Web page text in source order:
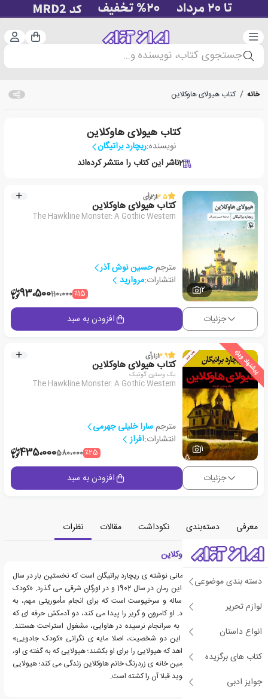
دسته‌بندی سبد
جستجوی کتاب، نویسنده و...
دسته بندی موضوعی
لوازم تحریر
انواع داستان
کتاب های برگزیده
جوایز ادبی
خانه / کتاب هیولای هاوکلاین
کتاب هیولای هاوکلاین
نویسنده:ریچارد براتیگان
2ناشر این کتاب را منتشر کرده‌اند
2
3.5از2رأی
کتاب هیولای هاوکلاین
The Hawkline Monster: A Gothic Western
مترجم:حسین نوش آذر
انتشارات:مروارید
٪15110،00093،500
جزئیات افزودن به سبد
پیشنهاد ویژه
1
3.9از1رأی
کتاب هیولای هاوکلاین
یک وسترن گوتیک
The Hawkline Monster: A Gothic Western
مترجم:سارا خلیلی جهرمی
انتشارات:افراز
٪25580،000435،000
جزئیات افزودن به سبد
معرفی دسته‌بندی نکوداشت مقالات
نظرات
معرفی کتاب هیولای هاوکلاین
کتاب هیولای هاوکلاین، رمانی نوشته ی ریچارد براتیگان است که نخستین بار در سال
1974 منتشر شد. داستان این رمان در سال 1902 و در اورگان شرقی می گذرد. «کودک
جادویی»، دختری پانزده ساله و سرخپوست است که برای انجام مأموریتی مهم، به
دنبال افرادی توانا می گردد. او کامرون و گریر را پیدا می کند، دو آدمکش حرفه ای که
اکنون و پس از مأموریتی به سرانجام نرسیده در هاوایی، مشغول استراحت هستند.
گذشته ی پر از خشونت این دو شخصیت، اصلا مایه ی نگرانی «کودک جادویی»
نیست. او از آن ها می خواهد که هیولایی را برای او بکشند؛ هیولایی که به گفته ی او،
در غارهای یخی در زیر زیرزمین خانه ی زردرنگ خانم هاوکلاین زندگی می کند؛ هیولایی
که «کودک جادویی» می گوید قبلا آن را کشته است.